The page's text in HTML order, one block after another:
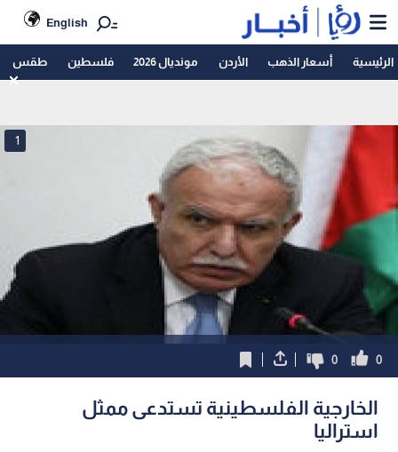
English
الرئيسية أسعار الذهب الأردن مونديال 2026 فلسطين طقس
1
0
0
الخارجية الفلسطينية تستدعى ممثل
استراليا